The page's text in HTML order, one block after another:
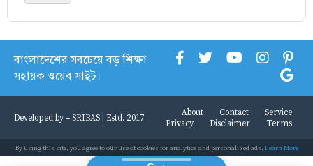
বাংলাদেশের সবচেয়ে বড় শিক্ষা
সহায়ক ওয়েব সাইট।
Developed by - SRIBAS | Estd. 2017 About Contact
Service
Privacy
Disclaimer Terms
By using this site, you agree to our use of cookies for analytics and personalized ads. Learn More